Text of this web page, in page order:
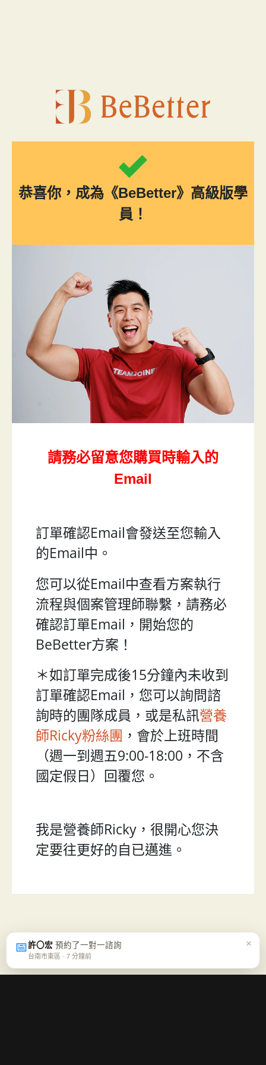
恭喜你，成為《BeBetter》高級版學
員！
請務必留意您購買時輸入的
Email
訂單確認Email會發送至您輸入
的Email中。
您可以從Email中查看方案執行
流程與個案管理師聯繫，請務必
確認訂單Email，開始您的
BeBetter方案！
＊如訂單完成後15分鐘內未收到
訂單確認Email，您可以詢問諮
詢時的團隊成員，或是私訊營養
師Ricky粉絲團 ，會於上班時間
（週一到週五9:00-18:00，不含
國定假日）回覆您。
我是營養師Ricky，很開心您決
定要往更好的自已邁進。
📅許〇宏 預約了一對一諮詢
台南市東區 · 7 分鐘前
×